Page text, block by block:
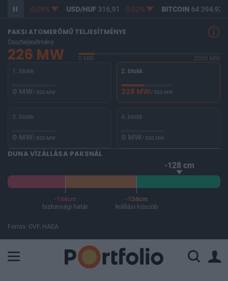
365,12 -0,08% USD/HUF316,91 -0,02% BITCOIN64 394,92
PAKSI ATOMERŐMŰ TELJESÍTMÉNYE
Összteljesítmény
226 MW 0 MW
2000 MW
1. blokk
0 MW/ 500 MW
2. blokk
226 MW/ 500 MW
3. blokk
0 MW/ 500 MW
4. blokk
0 MW/ 500 MW
DUNA VÍZÁLLÁSA PAKSNÁL
-128 cm
-144cm
biztonsági határ
-134cm
leállási küszöb
Forrás: OVF, HAEA